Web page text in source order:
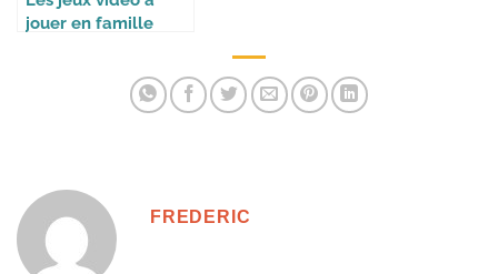
jouer en famille
FREDERIC